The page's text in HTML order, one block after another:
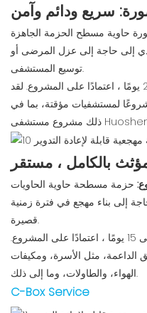
سريع ودائم وآمن
حاوية مسطح الحزمة الجاهزة
إلى حاجة إلى عزل المرضى أو
توسيع المستشفى.
وقت التثبيت قصير ، 7-20 يومًا ، اعتمادًا على المشروع. لقد
أو أكملنا بشكل مستقل 15 مشروعًا لمستشفيات مؤقتة، بما في
بالكامل ، مستقر
حزمة مسطحة حاوية الحاويات
إلى بناء مهجع في فترة زمنية
قصيرة.
وقت التثبيت القصير ، من 2 إلى 15 يومًا ، اعتمادًا على المشروع.
الداعمة، مثل الأسرة، ومكيفات
الهواء، والطاولات، وما إلى ذلك.
C-Box Service